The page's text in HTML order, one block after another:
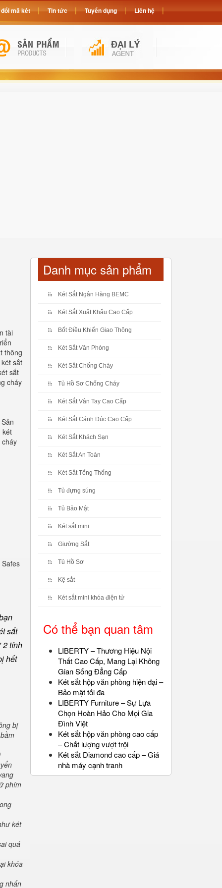
tài
thông
sắt
sắt
cháy
két
sắt
2 tính
hết
bị
phím
két
quá
khóa
nhấn
Danh mục sản phẩm
Két Sắt Ngân Hàng BEMC
Két Sắt Xuất Khẩu Cao Cấp
Bốt Điều Khiển Giao Thông
Két Sắt Văn Phòng
Két Sắt Chống Cháy
Tủ Hồ Sơ Chống Cháy
Két Sắt Vân Tay Cao Cấp
Két Sắt Cánh Đúc Cao Cấp
Két Sắt Khách Sạn
Két Sắt An Toàn
Két Sắt Tổng Thống
Tủ đựng súng
Tủ Bảo Mật
Két sắt mini
Giường Sắt
Tủ Hồ Sơ
Kệ sắt
Két sắt mini khóa điện tử
Có thể bạn quan tâm
LIBERTY – Thương Hiệu Nội
Thất Cao Cấp, Mang Lại Không
Gian Sống Đẳng Cấp
Két sắt hộp văn phòng hiện đại –
Bảo mật tối đa
LIBERTY Furniture – Sự Lựa
Chọn Hoàn Hảo Cho Mọi Gia
Đình Việt
Két sắt hộp văn phòng cao cấp
– Chất lượng vượt trội
Két sắt Diamond cao cấp – Giá
nhà máy cạnh tranh
mã két Tin tức Tuyển dụng Liên hệ